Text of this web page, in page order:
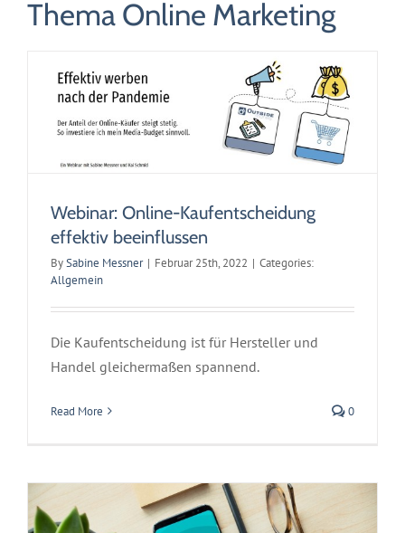
Thema Online Marketing
beeinflussen
Webinar: Online-Kaufentscheidung
effektiv beeinflussen
BySabine Messner | Februar 25th, 2022 | Categories:
Allgemein
Die Kaufentscheidung ist für Hersteller und
Handel gleichermaßen spannend.
Read More 0
BRAND SAFETY – Markensicherheit